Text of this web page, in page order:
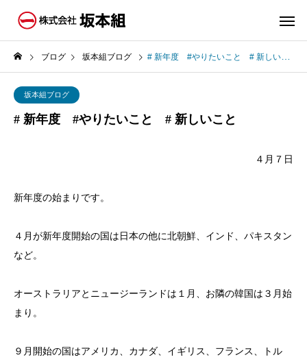
ブログ 坂本組ブログ # 新年度 #やりたいこと # 新しいこと
坂本組ブログ
# 新年度 #やりたいこと # 新しいこと
４月７日
新年度の始まりです。
４月が新年度開始の国は日本の他に北朝鮮、インド、パキスタン
など。
オーストラリアとニュージーランドは１月、お隣の韓国は３月始
まり。
９月開始の国はアメリカ、カナダ、イギリス、フランス、トル